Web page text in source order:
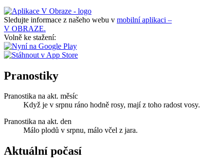
Sledujte informace z našeho webu v mobilní aplikaci –
V OBRAZE.
Volně ke stažení:
Pranostiky
Pranostika na akt. měsíc
Když je v srpnu ráno hodně rosy, mají z toho radost vosy.
Pranostika na akt. den
Málo plodů v srpnu, málo včel z jara.
Aktuální počasí